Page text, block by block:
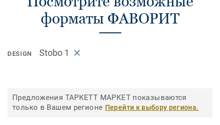
форматы ФАВОРИТ
DESIGN Stobo 1
Предложения ТАРКЕТТ МАРКЕТ показываются
только в Вашем регионе Перейти к выбору региона.